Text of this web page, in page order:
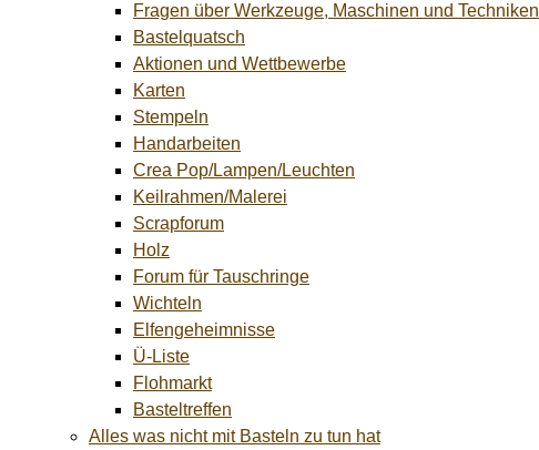
Fragen über Werkzeuge, Maschinen und Techniken
Bastelquatsch
Aktionen und Wettbewerbe
Karten
Stempeln
Handarbeiten
Crea Pop/Lampen/Leuchten
Keilrahmen/Malerei
Scrapforum
Holz
Forum für Tauschringe
Wichteln
Elfengeheimnisse
Ü-Liste
Flohmarkt
Basteltreffen
Alles was nicht mit Basteln zu tun hat